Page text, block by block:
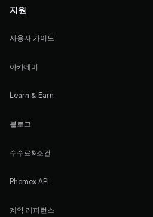
지원
사용자 가이드
아카데미
Learn & Earn
블로그
수수료&조건
Phemex API
계약 레퍼런스